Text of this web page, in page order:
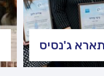
ג'נסיס